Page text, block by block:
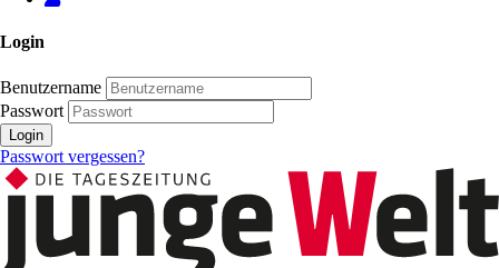
Login
Benutzername
Passwort
Login
Passwort vergessen?